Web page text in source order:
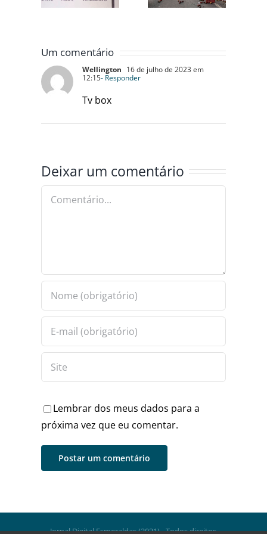
ESMERALDAS
PIXAÇÕES E
Um comentário
Wellington 16 de julho de 2023 em
12:15- Responder
Tv box
Deixar um comentário
Comentário
Lembrar dos meus dados para a
próxima vez que eu comentar.
Jornal Digital Esmeraldas (2021) - Todos direitos